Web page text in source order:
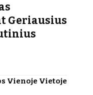
Geriausius
Vienoje Vietoje